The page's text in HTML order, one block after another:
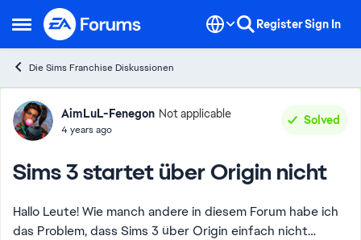
Open Side Menu
Skip to content RegisterSign In
Die Sims Franchise Diskussionen
Forum Discussion
AimLuL-Fenegon Not applicable
4 years ago
Solved
Sims 3 startet über Origin nicht
Hallo Leute! Wie manch andere in diesem Forum habe ich
das Problem, dass Sims 3 über Origin einfach nicht